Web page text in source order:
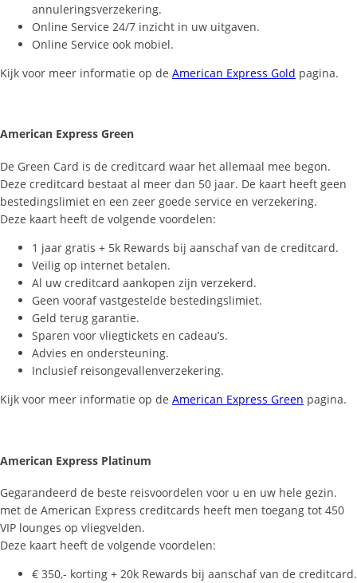
annuleringsverzekering.
Online Service 24/7 inzicht in uw uitgaven.
Online Service ook mobiel.
Kijk voor meer informatie op de American Express Gold pagina.
American Express Green
De Green Card is de creditcard waar het allemaal mee begon.
Deze creditcard bestaat al meer dan 50 jaar. De kaart heeft geen
bestedingslimiet en een zeer goede service en verzekering.
Deze kaart heeft de volgende voordelen:
1 jaar gratis + 5k Rewards bij aanschaf van de creditcard.
Veilig op internet betalen.
Al uw creditcard aankopen zijn verzekerd.
Geen vooraf vastgestelde bestedingslimiet.
Geld terug garantie.
Sparen voor vliegtickets en cadeau’s.
Advies en ondersteuning.
Inclusief reisongevallenverzekering.
Kijk voor meer informatie op de American Express Green pagina.
American Express Platinum
Gegarandeerd de beste reisvoordelen voor u en uw hele gezin.
met de American Express creditcards heeft men toegang tot 450
VIP lounges op vliegvelden.
Deze kaart heeft de volgende voordelen:
€ 350,- korting + 20k Rewards bij aanschaf van de creditcard.